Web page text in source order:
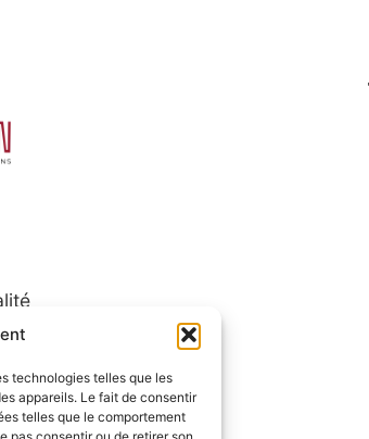
technologies telles que les
appareils. Le fait de consentir
telles que le comportement